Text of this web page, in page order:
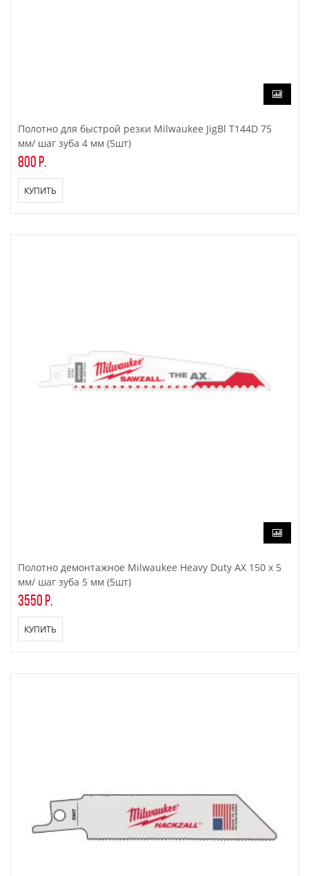
Полотно для быстрой резки Milwaukee JigBl T144D 75
мм/ шаг зуба 4 мм (5шт)
800 р.
КУПИТЬ
Полотно демонтажное Milwaukee Heavy Duty AX 150 x 5
мм/ шаг зуба 5 мм (5шт)
3550 р.
КУПИТЬ